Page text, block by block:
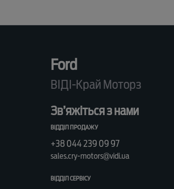
Ford
ВІДІ-Край Моторз
Зв’яжіться з нами
ВІДДІЛ ПРОДАЖУ
+38 044 239 09 97
sales.cry-motors@vidi.ua
ВІДДІЛ СЕРВІСУ